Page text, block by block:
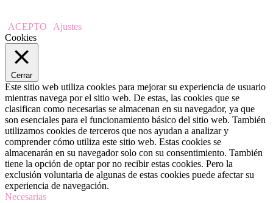
ACEPTO
Ajustes
Cookies
Cerrar
Este sitio web utiliza cookies para mejorar su experiencia de usuario
mientras navega por el sitio web. De estas, las cookies que se
clasifican como necesarias se almacenan en su navegador, ya que
son esenciales para el funcionamiento básico del sitio web. También
utilizamos cookies de terceros que nos ayudan a analizar y
comprender cómo utiliza este sitio web. Estas cookies se
almacenarán en su navegador solo con su consentimiento. También
tiene la opción de optar por no recibir estas cookies. Pero la
exclusión voluntaria de algunas de estas cookies puede afectar su
experiencia de navegación.
Necesarias